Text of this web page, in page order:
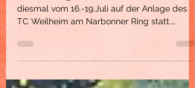
Sparkassencup 2026
Die 24. Auflage des Seniorenturniers fand
diesmal vom 16.-19.Juli auf der Anlage des
TC Weilheim am Narbonner Ring statt.
Aufgrund ch die durch den Bayerischen